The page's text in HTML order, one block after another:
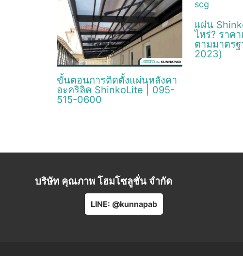
ขั้นตอนการติดตั้งแผ่นหลังคา
อะคริลิค ShinkoLite | 095-
515-0600
แผ่น
ไหร่? ราค
ตามมาตร
2023)
บริษัท คุณภาพ โฮมโซลูชั่น จำกัด
LINE: @kunnapab